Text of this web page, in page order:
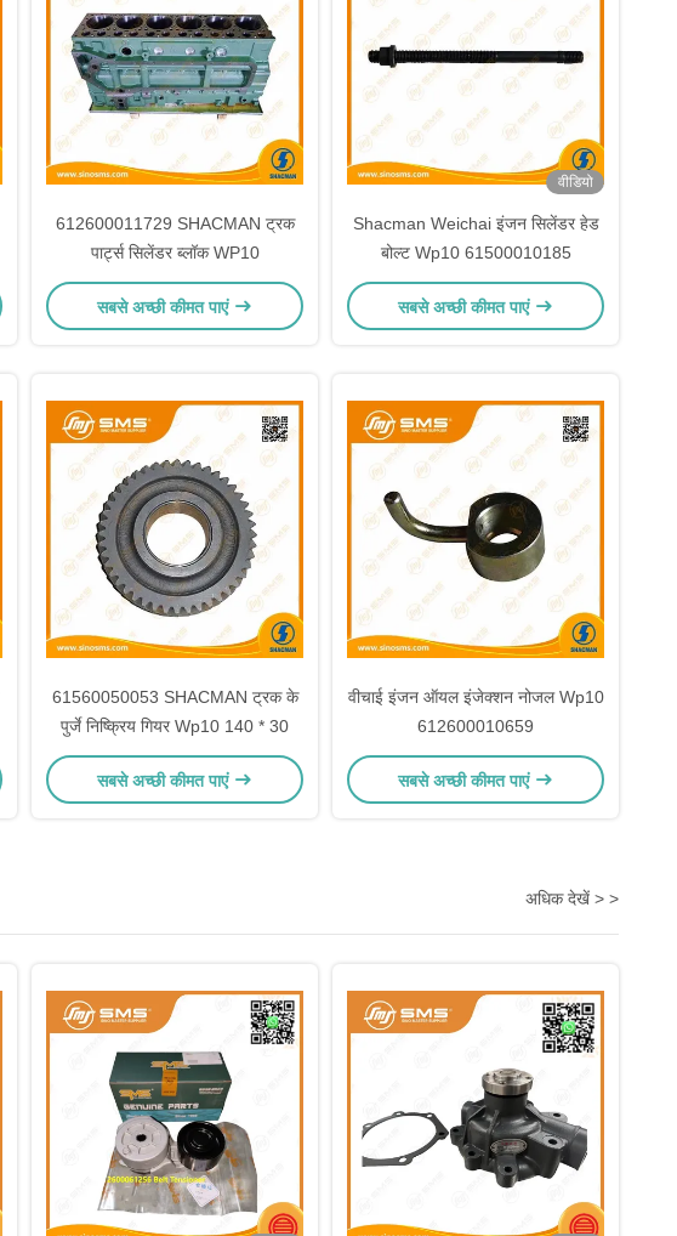
612600011729 SHACMAN ट्रक
पार्ट्स सिलेंडर ब्लॉक WP10
सबसे अच्छी कीमत पाएं
वीडियो
Shacman Weichai इंजन सिलेंडर हेड
बोल्ट Wp10 61500010185
सबसे अच्छी कीमत पाएं
61560050053 SHACMAN ट्रक के
पुर्जे निष्क्रिय गियर Wp10 140 * 30
सबसे अच्छी कीमत पाएं
वीचाई इंजन ऑयल इंजेक्शन नोजल Wp10
612600010659
सबसे अच्छी कीमत पाएं
अधिक देखें > >